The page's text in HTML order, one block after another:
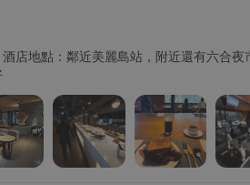
店地點：鄰近美麗島站，附近還有六合夜